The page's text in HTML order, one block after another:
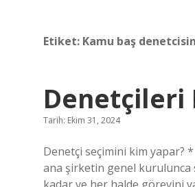
Etiket: Kamu baş
Denetçileri
Tarih: Ekim 31, 2024
Denetçi seçimini kim
ana şirketin genel kurulunca